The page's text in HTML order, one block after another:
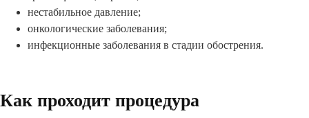
нестабильное давление;
онкологические заболевания;
инфекционные заболевания в стадии обострения.
Как проходит процедура